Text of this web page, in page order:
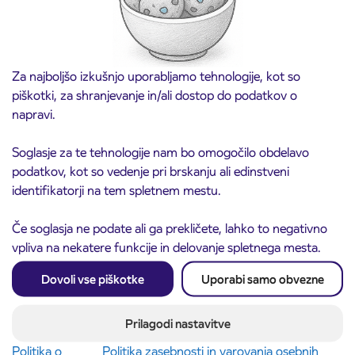
Za najboljšo izkušnjo uporabljamo tehnologije, kot so
piškotki, za shranjevanje in/ali dostop do podatkov o
napravi.
Soglasje za te tehnologije nam bo omogočilo obdelavo
podatkov, kot so vedenje pri brskanju ali edinstveni
identifikatorji na tem spletnem mestu.
Če soglasja ne podate ali ga prekličete, lahko to negativno
vpliva na nekatere funkcije in delovanje spletnega mesta.
Dovoli vse piškotke Uporabi samo obvezne
Prilagodi nastavitve
Politika o
Politika zasebnosti in varovanja osebnih
3. 8. 2026
Obvestilo o popolni zapori ceste
Kranj
Preberite objavo